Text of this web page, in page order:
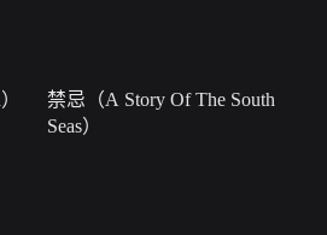
禁忌（A Story Of The South
Seas）